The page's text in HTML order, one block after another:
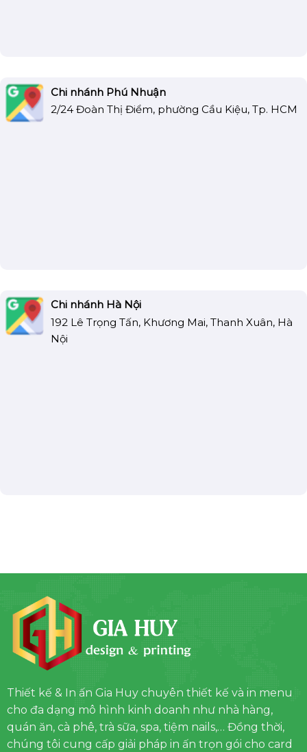
Chi nhánh Phú Nhuận
2/24 Đoàn Thị Điểm, phường Cầu Kiệu, Tp. HCM
Chi nhánh Hà Nội
192 Lê Trọng Tấn, Khương Mai, Thanh Xuân, Hà
Nội
Thiết kế & In ấn Gia Huy chuyên thiết kế và in menu
cho đa dạng mô hình kinh doanh như nhà hàng,
quán ăn, cà phê, trà sữa, spa, tiệm nails,… Đồng thời,
chúng tôi cung cấp giải pháp in ấn trọn gói cho card